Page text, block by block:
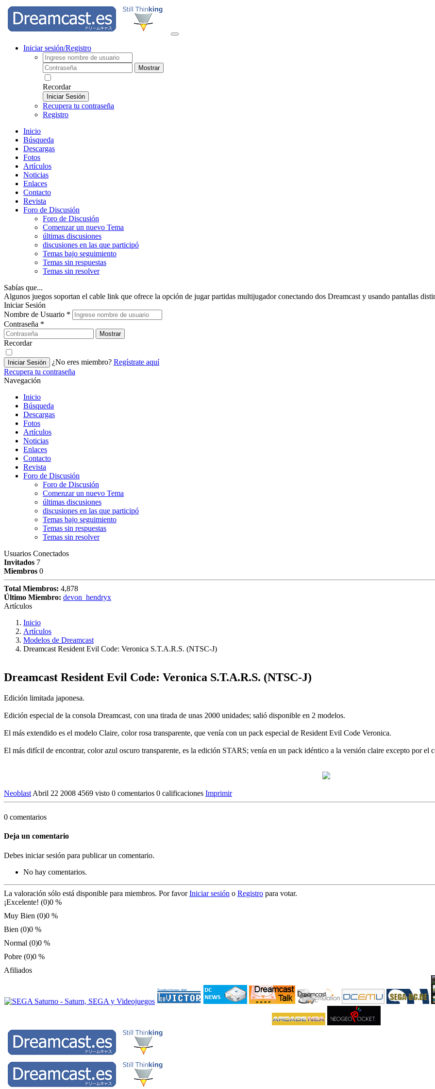
Iniciar sesión/Registro
Mostrar
Recordar
Iniciar Sesión
Recupera tu contraseña
Registro
Inicio
Búsqueda
Descargas
Fotos
Artículos
Noticias
Enlaces
Contacto
Revista
Foro de Discusión
Foro de Discusión
Comenzar un nuevo Tema
últimas discusiones
discusiones en las que participó
Temas bajo seguimiento
Temas sin respuestas
Temas sin resolver
Sabías que...
Algunos juegos soportan el cable link que ofrece la opción de jugar partidas multijugador conectando dos Dreamcast y usando pantallas
Iniciar Sesión
Nombre de Usuario *
Contraseña *
Mostrar
Recordar
Iniciar Sesión ¿No eres miembro? Regístrate aquí
Recupera tu contraseña
Navegación
Inicio
Búsqueda
Descargas
Fotos
Artículos
Noticias
Enlaces
Contacto
Revista
Foro de Discusión
Foro de Discusión
Comenzar un nuevo Tema
últimas discusiones
discusiones en las que participó
Temas bajo seguimiento
Temas sin respuestas
Temas sin resolver
Usuarios Conectados
Invitados 7
Miembros 0
Total Miembros: 4,878
Último Miembro: devon_hendryx
Artículos
Inicio
Artículos
Modelos de Dreamcast
Dreamcast Resident Evil Code: Veronica S.T.A.R.S. (NTSC-J)
Dreamcast Resident Evil Code: Veronica S.T.A.R.S. (NTSC-J)
Edición limitada japonesa.
Edición especial de la consola Dreamcast, con una tirada de unas 2000 unidades; salió disponible en 2 modelos.
El más extendido es el modelo Claire, color rosa transparente, que venía con un pack especial de Resident Evil Code Veronica.
El más difícil de encontrar, color azul oscuro transparente, es la edición STARS; venía en un pack idéntico a la versión claire excepto por el
Neoblast Abril 22 2008 4569 visto 0 comentarios 0 calificaciones Imprimir
0 comentarios
Deja un comentario
Debes iniciar sesión para publicar un comentario.
No hay comentarios.
La valoración sólo está disponible para miembros. Por favorIniciar sesión o Registro para votar.
¡Excelente! (0)0 %
Muy Bien (0)0 %
Bien (0)0 %
Normal (0)0 %
Pobre (0)0 %
Afiliados